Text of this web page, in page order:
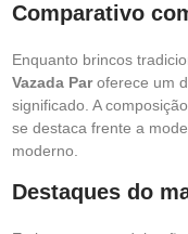
Comparativo
Enquanto brincos
Vazada Paroferece um
significado. A
se destaca frente a
moderno.
Destaques do